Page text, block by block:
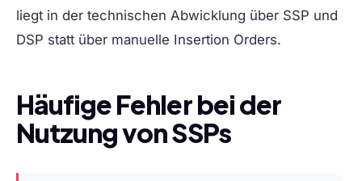
liegt in der technischen Abwicklung über SSP und
DSP statt über manuelle Insertion Orders.
Häufige Fehler bei der
Nutzung von SSPs